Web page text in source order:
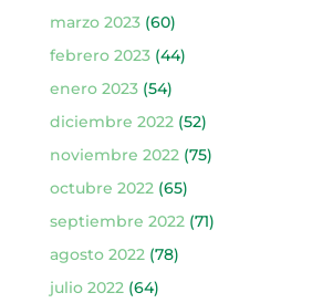
marzo 2023(60)
febrero 2023(44)
enero 2023(54)
diciembre 2022(52)
noviembre 2022(75)
octubre 2022(65)
septiembre 2022(71)
agosto 2022(78)
julio 2022(64)